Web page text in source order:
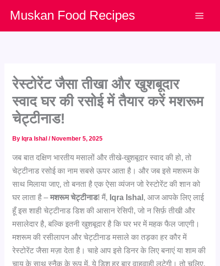
content
Muskan Food Recipes
रेस्टोरेंट जैसा तीखा और खुशबूदार
स्वाद घर की रसोई में तैयार करें मशरूम
चेट्टीनाड!
By Iqra Ishal/ November 5, 2025
जब बात दक्षिण भारतीय मसालों और तीखे-खुशबूदार स्वाद की हो, तो
चेट्टीनाड रसोई का नाम सबसे ऊपर आता है। और जब इसे मशरूम के
साथ मिलाया जाए, तो बनता है एक ऐसा व्यंजन जो रेस्टोरेंट की शान को
घर लाता है –मशरूम चेट्टीनाड! मैं, Iqra Ishal , आज आपके लिए लाई
हूँ इस शाही चेट्टीनाड डिश की आसान रेसिपी, जो न सिर्फ़ तीखी और
मसालेदार है, बल्कि इतनी खुशबूदार है कि घर भर में महक फैल जाएगी।
मशरूम की रसीलापन और चेट्टीनाड मसाले का तड़का हर कौर में
रेस्टोरेंट जैसा मज़ा देता है। चाहे आप इसे डिनर के लिए बनाएं या शाम की
चाय के साथ स्नैक के रूप में, ये डिश हर बार वाहवाही लूटेगी। तो चलिए,